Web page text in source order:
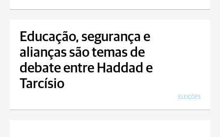
Educação, segurança e
alianças são temas de
debate entre Haddad e
Tarcísio
ELEIÇÕES